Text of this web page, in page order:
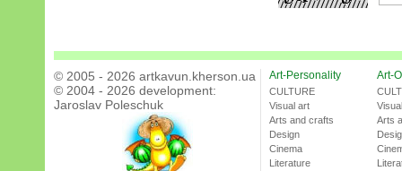
© 2005 - 2026 artkavun.kherson.ua
© 2004 - 2026 development:
Jaroslav Poleschuk
Art-Personality
CULTURE
Visual art
Arts and crafts
Design
Cinema
Literature
Art-
Arts